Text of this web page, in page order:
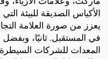
الأكياس الصديقة للبيئة
يعزز من صورة العلامة
في المستقبل. ثانيًا، وبفضل
المعدات للشركات